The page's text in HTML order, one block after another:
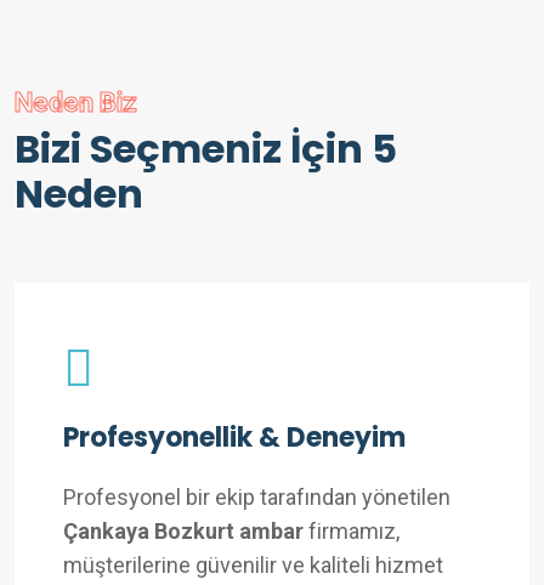
Neden Biz
Bizi Seçmeniz İçin 5
Neden
Profesyonellik & Deneyim
Profesyonel bir ekip tarafından yönetilen
Çankaya Bozkurt ambarfirmamız,
müşterilerine güvenilir ve kaliteli hizmet